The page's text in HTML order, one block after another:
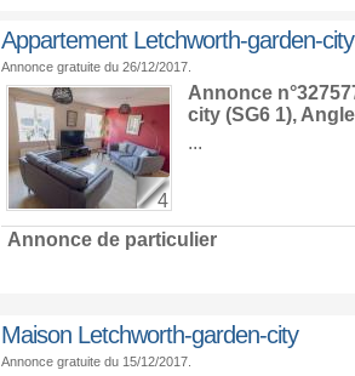
Appartement Letchworth-garden-city
Annonce gratuite du 26/12/2017.
4
Annonce
city(SG6 1),
...
Annonce de particulier
Maison Letchworth-garden-city
Annonce gratuite du 15/12/2017.